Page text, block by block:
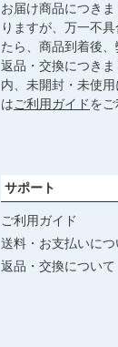
お届け商品につき
りますが、万一不
たら、商品到着後、
返品・交換につき
内、未開封・未使
はご利用ガイドをご
サポート
ご利用ガイド
送料・お支払いにつ
返品・交換について